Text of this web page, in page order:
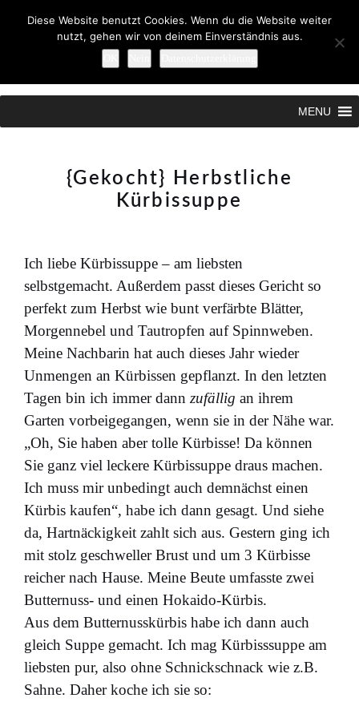
MENU
{Gekocht} Herbstliche
Kürbissuppe
Ich liebe Kürbissuppe – am liebsten
selbstgemacht. Außerdem passt dieses Gericht so
perfekt zum Herbst wie bunt verfärbte Blätter,
Morgennebel und Tautropfen auf Spinnweben.
Meine Nachbarin hat auch dieses Jahr wieder
Unmengen an Kürbissen gepflanzt. In den letzten
Tagen bin ich immer dann zufällig an ihrem
Garten vorbeigegangen, wenn sie in der Nähe war.
„Oh, Sie haben aber tolle Kürbisse! Da können
Sie ganz viel leckere Kürbissuppe draus machen.
Ich muss mir unbedingt auch demnächst einen
Kürbis kaufen“, habe ich dann gesagt. Und siehe
da, Hartnäckigkeit zahlt sich aus. Gestern ging ich
mit stolz geschweller Brust und um 3 Kürbisse
reicher nach Hause. Meine Beute umfasste zwei
Butternuss- und einen Hokaido-Kürbis.
Aus dem Butternusskürbis habe ich dann auch
gleich Suppe gemacht. Ich mag Kürbisssuppe am
liebsten pur, also ohne Schnickschnack wie z.B.
Sahne. Daher koche ich sie so:
Diese Website benutzt Cookies. Wenn du die Website weiter
nutzt, gehen wir von deinem Einverständnis aus.